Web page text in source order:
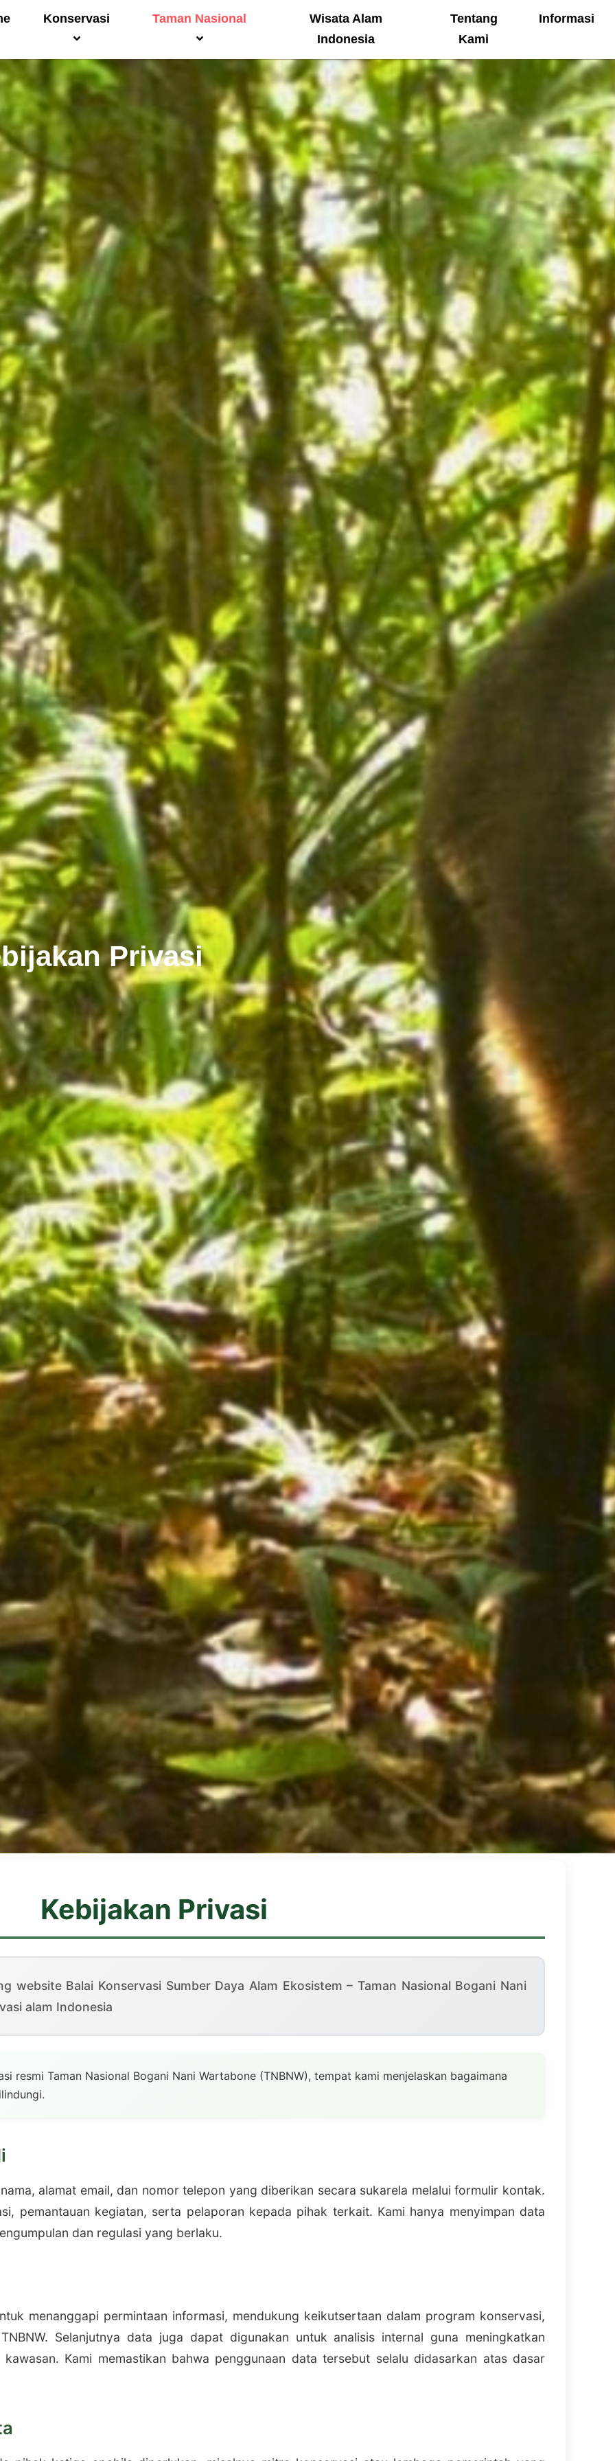
Konservasi Taman Nasional
Wisata Alam
Indonesia
Tentang
Kami
Informasi
Privasi
Kebijakan Privasi
website Balai Konservasi Sumber Daya Alam Ekosistem – Taman Nasional Bogani Nani
alam Indonesia
resmi Taman Nasional Bogani Nani Wartabone (TNBNW), tempat kami menjelaskan bagaimana
alamat email, dan nomor telepon yang diberikan secara sukarela melalui formulir kontak.
pemantauan kegiatan, serta pelaporan kepada pihak terkait. Kami hanya menyimpan data
dan regulasi yang berlaku.
menanggapi permintaan informasi, mendukung keikutsertaan dalam program konservasi,
Selanjutnya data juga dapat digunakan untuk analisis internal guna meningkatkan
Kami memastikan bahwa penggunaan data tersebut selalu didasarkan atas dasar